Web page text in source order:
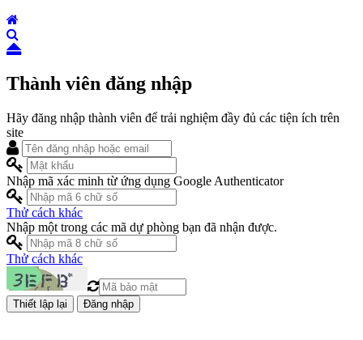
Thành viên đăng nhập
Hãy đăng nhập thành viên để trải nghiệm đầy đủ các tiện ích trên
site
Nhập mã xác minh từ ứng dụng Google Authenticator
Thử cách khác
Nhập một trong các mã dự phòng bạn đã nhận được.
Thử cách khác
Đăng nhập